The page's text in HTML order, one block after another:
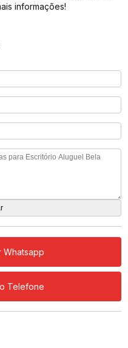
informações!
Whatsapp
Telefone